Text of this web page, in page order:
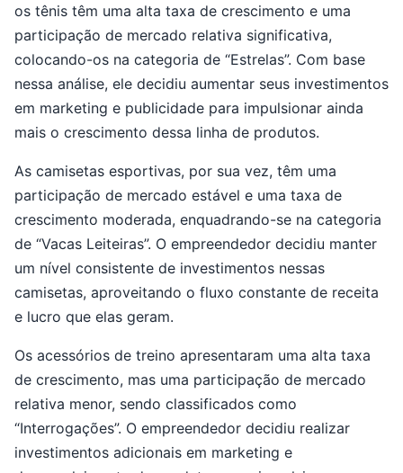
os tênis têm uma alta taxa de crescimento e uma
participação de mercado relativa significativa,
colocando-os na categoria de “Estrelas”. Com base
nessa análise, ele decidiu aumentar seus investimentos
em marketing e publicidade para impulsionar ainda
mais o crescimento dessa linha de produtos.
As camisetas esportivas, por sua vez, têm uma
participação de mercado estável e uma taxa de
crescimento moderada, enquadrando-se na categoria
de “Vacas Leiteiras”. O empreendedor decidiu manter
um nível consistente de investimentos nessas
camisetas, aproveitando o fluxo constante de receita
e lucro que elas geram.
Os acessórios de treino apresentaram uma alta taxa
de crescimento, mas uma participação de mercado
relativa menor, sendo classificados como
“Interrogações”. O empreendedor decidiu realizar
investimentos adicionais em marketing e